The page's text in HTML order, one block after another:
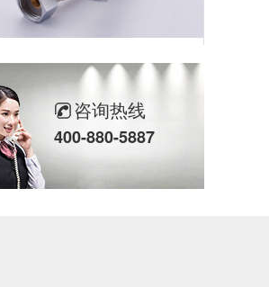
咨询热线
400-880-5887